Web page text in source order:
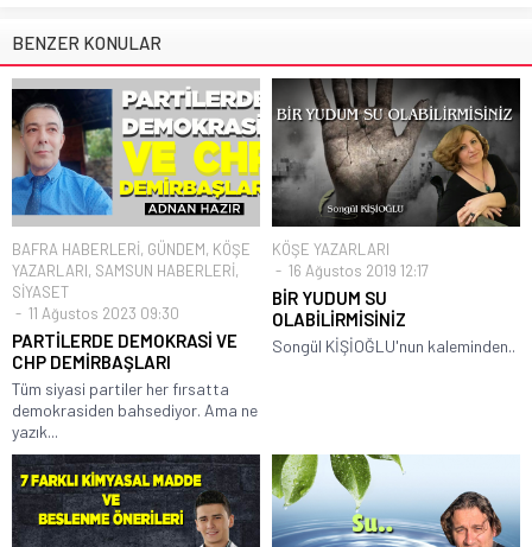
BENZER KONULAR
BAFRA HABERLERİ, GÜNDEM, KÖŞE
YAZARLARI, SAMSUN HABERLERİ,
SİYASET
11 Ağustos 2023 09:30
PARTİLERDE DEMOKRASİ VE
CHP DEMİRBAŞLARI
Tüm siyasi partiler her fırsatta
demokrasiden bahsediyor. Ama ne
yazık...
KÖŞE YAZARLARI
16 Ağustos 2019 12:17
BİR YUDUM SU
OLABİLİRMİSİNİZ
Songül KİŞİOĞLU'nun kaleminden..